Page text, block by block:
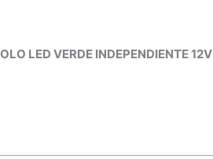
LED VERDE INDEPENDIENTE